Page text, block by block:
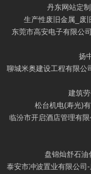
丹东网站定
生产性废旧金属_废
东莞市高安电子有限公
扬
聊城米奥建设工程有限公
建筑
松台机电(寿光)
临汾市开启酒店管理有
盘锦灿舒石油
泰安市冲波置业有限公司